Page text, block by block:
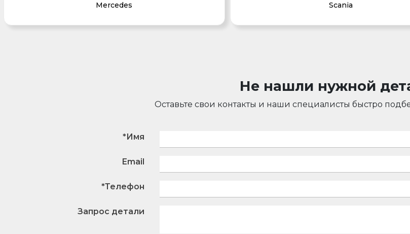
Mercedes Scania
Не нашли нужной
Оставьте свои контакты и наши специалисты быстро
*Имя
Email
*Телефон
Запрос детали